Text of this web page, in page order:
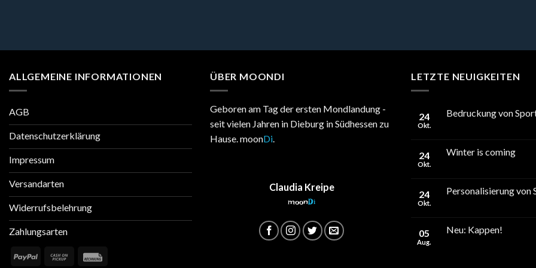
ALLGEMEINE INFORMATIONEN
AGB
Datenschutzerklärung
Impressum
Versandarten
Widerrufsbelehrung
Zahlungsarten
ÜBER MOONDI
Geboren am Tag der ersten Mondlandung -
seit vielen Jahren in Dieburg in Südhessen zu
Hause. moonDi.
Claudia Kreipe
moonDi
LETZTE NEUIGKEITEN
24
Okt.
Bedruckung von
24
Okt.
Winter is coming
24
Okt.
Personalisierung von
05
Aug.
Neu: Kappen!